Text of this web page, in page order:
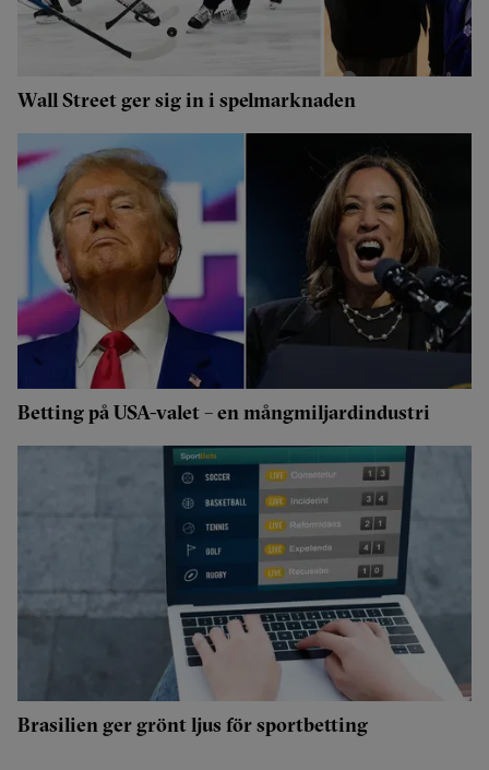
Wall Street ger sig in i spelmarknaden
Betting på USA-valet – en mångmiljardindustri
Brasilien ger grönt ljus för sportbetting